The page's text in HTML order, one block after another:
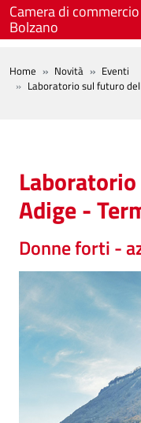
Salta al contenuto principale
Camera di
Bolzano
BREADCRUMB
Home Novità
Eventi
Laboratorio sul futuro
Adige -
Donne forti -